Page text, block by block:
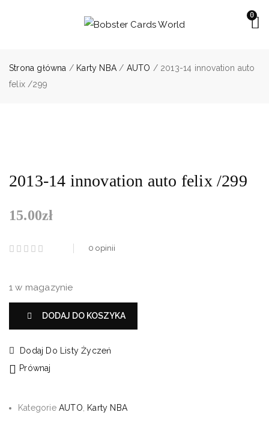
0
Strona główna / Karty NBA / AUTO / 2013-14 innovation auto
felix /299
2013-14 innovation auto felix /299
15.00zł
0 opinii
1 w magazynie
DODAJ DO KOSZYKA
Dodaj Do Listy Życzeń
Prównaj
Kategorie AUTO Karty NBA